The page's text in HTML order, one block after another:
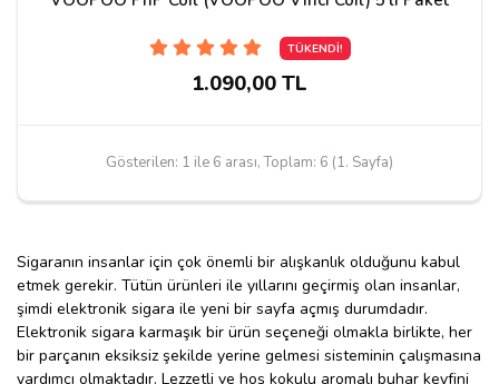
TÜKENDİ!
1.090,00 TL
Gösterilen: 1 ile 6 arası, Toplam: 6 (1. Sayfa)
Sigaranın insanlar için çok önemli bir alışkanlık olduğunu kabul
etmek gerekir. Tütün ürünleri ile yıllarını geçirmiş olan insanlar,
şimdi elektronik sigara ile yeni bir sayfa açmış durumdadır.
Elektronik sigara karmaşık bir ürün seçeneği olmakla birlikte, her
bir parçanın eksiksiz şekilde yerine gelmesi sisteminin çalışmasına
yardımcı olmaktadır. Lezzetli ve hoş kokulu aromalı buhar keyfini